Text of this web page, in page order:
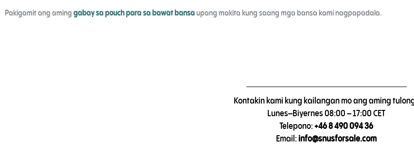
Pakigamit ang aminggabay sa pouch para sa bawat bansaupang makita kung saang mga bansa kami nagpapadala.
Kontakin kami kung kailangan mo ang aming
Lunes–Biyernes 08:00 – 17:00 CET
Telepono:+46 8 490 094 36
Email:info@snusforsale.com